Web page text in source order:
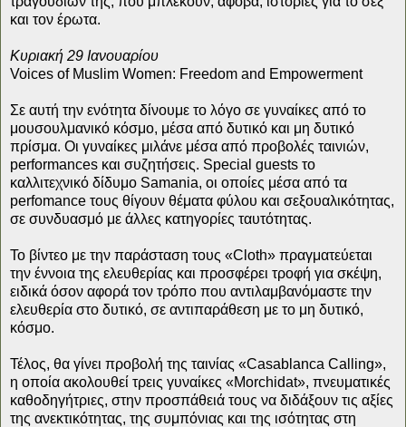
και τον έρωτα.
Κυριακή 29 Ιανουαρίου
Voices of Muslim Women: Freedom and Empowerment
Σε αυτή την ενότητα δίνουμε το λόγο σε γυναίκες από το
μουσουλμανικό κόσμο, μέσα από δυτικό και μη δυτικό
πρίσμα. Οι γυναίκες μιλάνε μέσα από προβολές ταινιών,
performances και συζητήσεις. Special guests το
καλλιτεχνικό δίδυμο Samania, οι οποίες μέσα από τα
perfomance τους θίγουν θέματα φύλου και σεξουαλικότητας,
σε συνδυασμό με άλλες κατηγορίες ταυτότητας.
Το βίντεο με την παράσταση τους «Cloth» πραγματεύεται
την έννοια της ελευθερίας και προσφέρει τροφή για σκέψη,
ειδικά όσον αφορά τον τρόπο που αντιλαμβανόμαστε την
ελευθερία στο δυτικό, σε αντιπαράθεση με το μη δυτικό,
κόσμο.
Τέλος, θα γίνει προβολή της ταινίας «Casablanca Calling»,
η οποία ακολουθεί τρεις γυναίκες «Morchidat», πνευματικές
καθοδηγήτριες, στην προσπάθειά τους να διδάξουν τις αξίες
της ανεκτικότητας, της συμπόνιας και της ισότητας στη